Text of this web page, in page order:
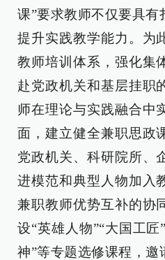
课”要求教师不仅要具
提升实践教学能力。为
教师培训体系，强化集
赴党政机关和基层挂职
师在理论与实践融合中
面，建立健全兼职思政
党政机关、科研院所、
进模范和典型人物加入
兼职教师优势互补的协
设“英雄人物”“大国工匠
神”等专题选修课程，邀